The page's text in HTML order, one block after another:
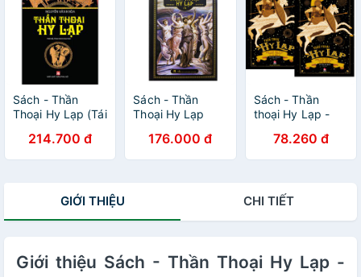
Sách - Thần
Thoại Hy Lạp (Tái
214.700 đ
Sách - Thần
Thoại Hy Lạp
176.000 đ
Sách - Thần
thoại Hy Lạp -
công vĩ đại:
Perseus,
78.260 đ
GIỚI THIỆU CHI TIẾT
Giới thiệu Sách - Thần Thoại Hy Lạp -